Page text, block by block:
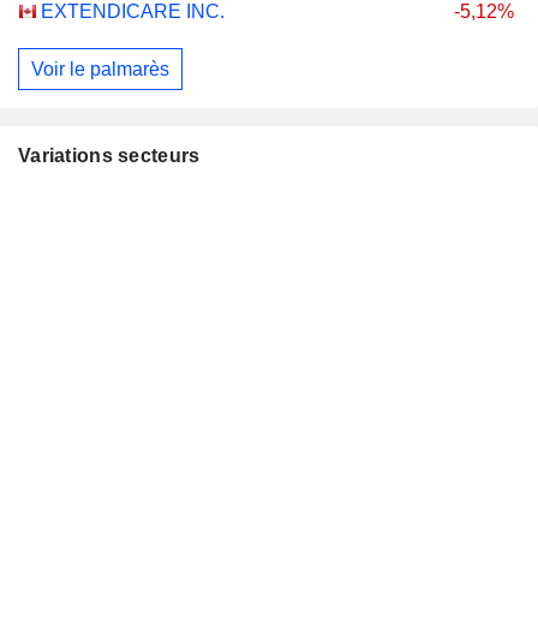
EXTENDICARE INC.
-5,12%
Voir le palmarès
Variations secteurs